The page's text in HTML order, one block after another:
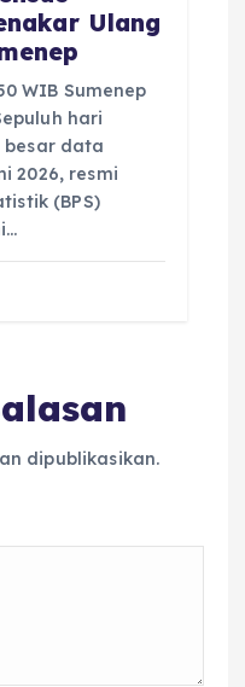
Ulang
WIB Sumenep
hari
besar data
2026, resmi
(BPS)
dipublikasikan.